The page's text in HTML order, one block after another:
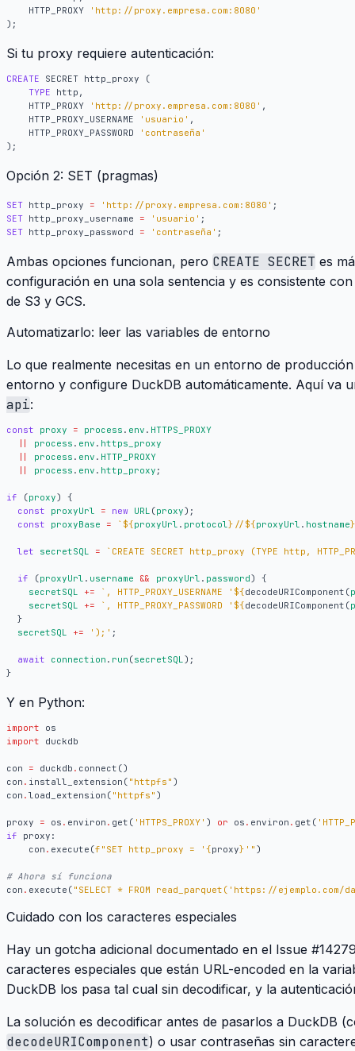
HTTP_PROXY
'http://proxy.empresa.com:8080'
);
Si tu proxy requiere autenticación:
CREATE SECRET http_proxy
(
TYPE
http ,
HTTP_PROXY
'http://proxy.empresa.com:8080' ,
HTTP_PROXY_USERNAME
'usuario' ,
HTTP_PROXY_PASSWORD
'contraseña'
);
Opción 2: SET (pragmas)
SET http_proxy = 'http://proxy.empresa.com:8080' ;
SET http_proxy_username = 'usuario' ;
SET http_proxy_password = 'contraseña' ;
Ambas opciones funcionan, pero CREATE SECRET es
configuración en una sola sentencia y es consistente
de S3 y GCS.
Automatizarlo: leer las variables de entorno
Lo que realmente necesitas en un entorno de
entorno y configure DuckDB automáticamente. Aquí va
api:
const proxy = process . env . HTTPS_PROXY
||
process . env . https_proxy
||
process . env . HTTP_PROXY
||
process . env . http_proxy ;
if (proxy)
{
const
proxyUrl = new URL (proxy);
const
proxyBase = ` ${proxyUrl . protocol } // ${proxyUrl . hostname}
let secretSQL = `CREATE SECRET http_proxy (TYPE http,
if (proxyUrl . username && proxyUrl . password)
{
secretSQL
+= `, HTTP_PROXY_USERNAME ' ${decodeURIComponent (
secretSQL
+= `, HTTP_PROXY_PASSWORD ' ${decodeURIComponent (
}
secretSQL
+= ');' ;
await connection . run (secretSQL );
}
Y en Python:
import
os
import
duckdb
con = duckdb . connect ()
con . install_extension ( "httpfs" )
con . load_extension ( "httpfs" )
proxy = os . environ . get ( 'HTTPS_PROXY' ) or os . environ . get (
if
proxy :
con . execute (f "SET http_proxy = ' {proxy} '" )
# Ahora sí funciona
con . execute ( "SELECT * FROM read_parquet('https://
Cuidado con los caracteres especiales
Hay un gotcha adicional documentado en el Issue
caracteres especiales que están URL-encoded en la
DuckDB los pasa tal cual sin decodificar, y la
La solución es decodificar antes de pasarlos a DuckDB
decodeURIComponent) o usar contraseñas sin